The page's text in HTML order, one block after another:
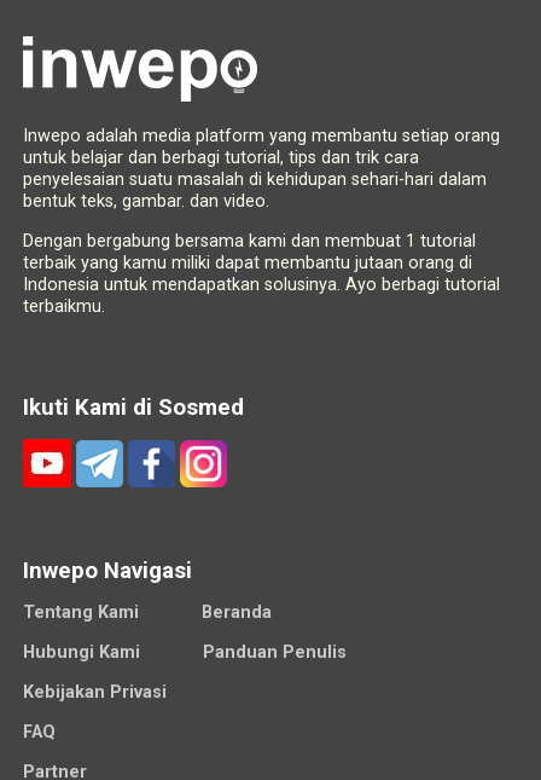
Inwepo adalah media platform yang membantu setiap orang
untuk belajar dan berbagi tutorial, tips dan trik cara
penyelesaian suatu masalah di kehidupan sehari-hari dalam
bentuk teks, gambar. dan video.
Dengan bergabung bersama kami dan membuat 1 tutorial
terbaik yang kamu miliki dapat membantu jutaan orang di
Indonesia untuk mendapatkan solusinya. Ayo berbagi tutorial
terbaikmu.
Ikuti Kami di Sosmed
Inwepo Navigasi
Tentang Kami
Beranda
Hubungi Kami
Panduan Penulis
Kebijakan Privasi
FAQ
Partner